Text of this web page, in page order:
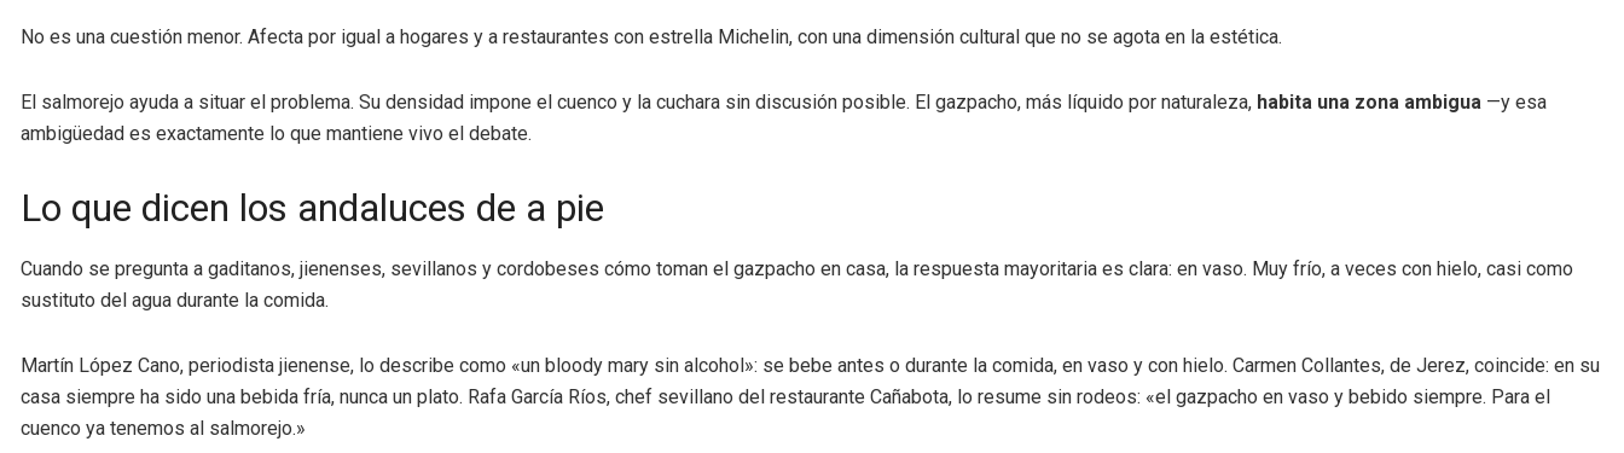
No es una cuestión menor. Afecta por igual a hogares y a restaurantes con estrella Michelin, con una dimensión cultural que no se agota en la estética.
El salmorejo ayuda a situar el problema. Su densidad impone el cuenco y la cuchara sin discusión posible. El gazpacho, más líquido por naturaleza, habita una zona ambigua —y esa
ambigüedad es exactamente lo que mantiene vivo el debate.
Lo que dicen los andaluces de a pie
Cuando se pregunta a gaditanos, jienenses, sevillanos y cordobeses cómo toman el gazpacho en casa, la respuesta mayoritaria es clara: en vaso. Muy frío, a veces con hielo, casi como
sustituto del agua durante la comida.
Martín López Cano, periodista jienense, lo describe como «un bloody mary sin alcohol»: se bebe antes o durante la comida, en vaso y con hielo. Carmen Collantes, de Jerez, coincide: en su
casa siempre ha sido una bebida fría, nunca un plato. Rafa García Ríos, chef sevillano del restaurante Cañabota, lo resume sin rodeos: «el gazpacho en vaso y bebido siempre. Para el
cuenco ya tenemos al salmorejo.»